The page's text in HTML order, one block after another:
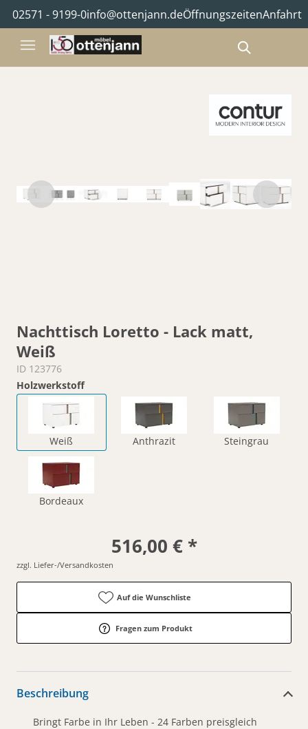
02571 - 9199-0info@ottenjann.deÖffnungszeitenAnfahrt
Nachttisch Loretto - Lack matt,
Weiß
ID 123776
Holzwerkstoff
Weiß Anthrazit Steingrau
Bordeaux
516,00 € *
zzgl. Liefer-/Versandkosten
Auf die Wunschliste
Fragen zum Produkt
Beschreibung
Bringt Farbe in Ihr Leben - 24 Farben preisgleich